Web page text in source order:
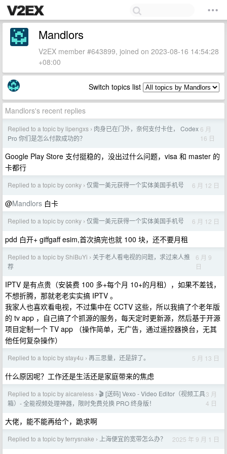
Mandlors
V2EX member #643899, joined on 2023-08-16 14:54:28
+08:00
Switch topics list
Mandlors's recent replies
Replied to a topic by lipengxs › 肉身已在门外，奈何支付卡住， Codex
Pro 你们是怎么付款成功的？
6 月
16 日
Google Play Store 支付挺稳的，没出过什么问题，visa 和 master 的
卡都行
Replied to a topic by conky › 仅需一美元获得一个实体美国手机号 6 月 12 日
@Mandlors 白卡
Replied to a topic by conky › 仅需一美元获得一个实体美国手机号 6 月 12 日
pdd 白开+ giffgaff esim,首次搞完也就 100 块，还不要月租
Replied to a topic by ShiBuYi › 关于老人看电视的问题，求过来人推
荐
6 月 9
日
IPTV 是有点贵（安装费 100 多+每个月 10+的月租），如果不差钱，
不想折腾，那就老老实实搞 IPTV 。
我家人也喜欢看电视，不过集中在 CCTV 这些，所以我搞了个老年版
的 tv app ，自己搞了个抓源的服务，每天定时更新源，然后基于开源
项目定制一个 TV app （操作简单，无广告，通过遥控器换台，无其
他任何复杂操作）
Replied to a topic by stay4u › 再三思量，还是辞了。 5 月 13 日
什么原因呢？工作还是生活还是家庭带来的焦虑
Replied to a topic by aicareless › 🎬 [送码] Vexo - Video Editor（视频工具
箱）- 全能视频处理神器，限时免费兑换 PRO 终身版！
3 月
4 日
大佬，能不能再给个，跪求啊
Replied to a topic by terrysnake › 上海便宜的宽带怎么办？ 2025 年 9 月 1 日